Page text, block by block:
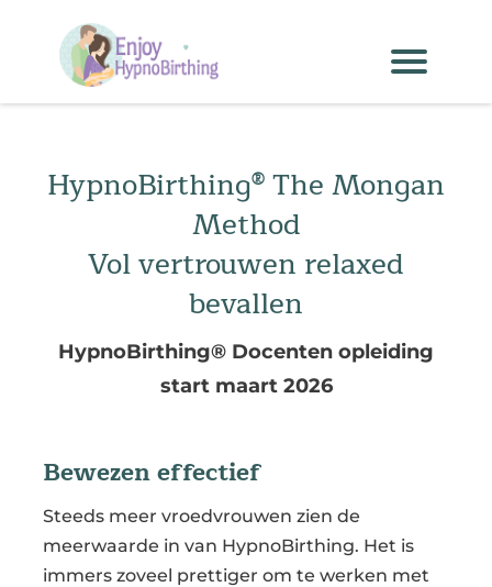
HypnoBirthing® The Mongan
Method
Vol vertrouwen relaxed
bevallen
HypnoBirthing® Docenten opleiding
start maart 2026
Bewezen effectief
Steeds meer vroedvrouwen zien de
meerwaarde in van HypnoBirthing. Het is
immers zoveel prettiger om te werken met